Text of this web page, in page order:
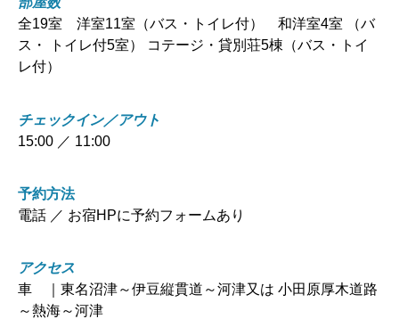
全19室 洋室11室（バス・トイレ付） 和洋室4室 （バ
ス・ トイレ付5室） コテージ・貸別荘5棟（バス・トイ
レ付）
チェックイン／アウト
15:00 ／ 11:00
予約方法
電話 ／ お宿HPに予約フォームあり
アクセス
車 ｜東名沼津～伊豆縦貫道～河津又は 小田原厚木道路
～熱海～河津